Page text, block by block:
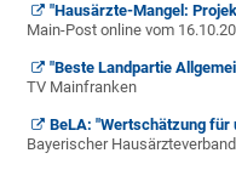
"Hausärzte-Mangel:
Main-Post online vom
"Beste Landpartie
TV Mainfranken
BeLA: "Wertschätzung für
Bayerischer